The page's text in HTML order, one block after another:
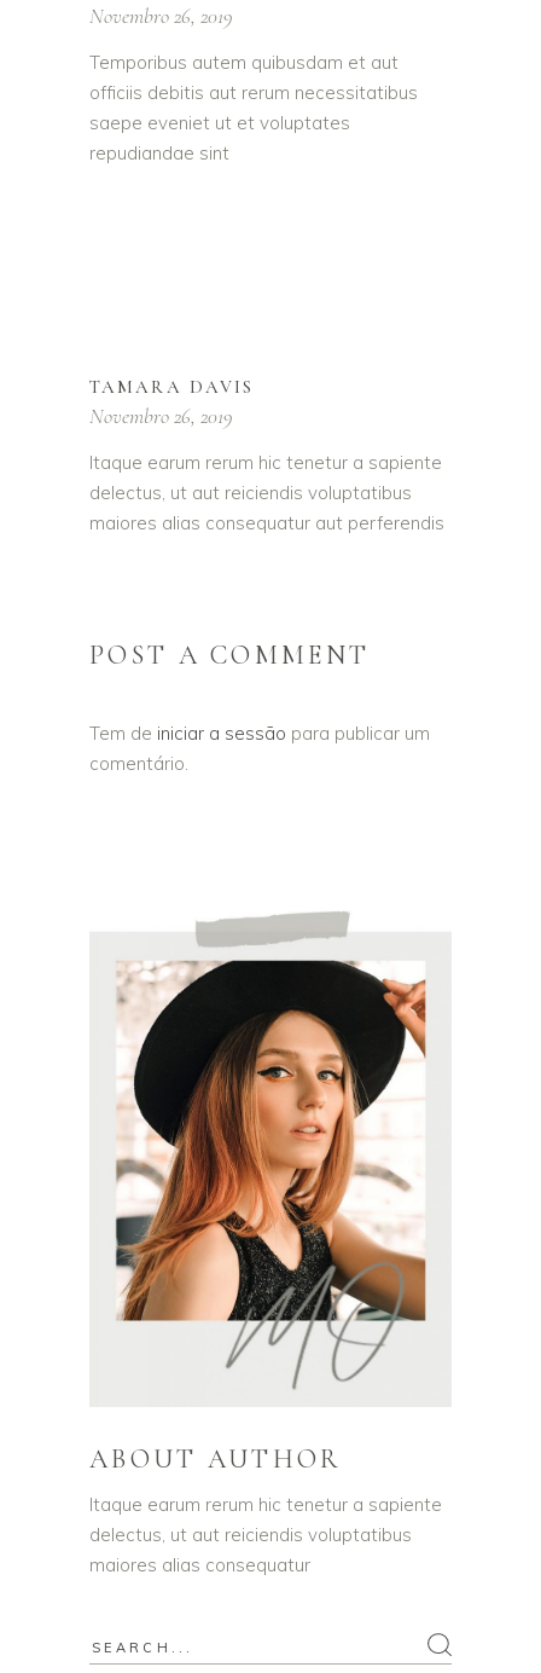
Novembro 26, 2019
Temporibus autem quibusdam et aut
officiis debitis aut rerum necessitatibus
saepe eveniet ut et voluptates
repudiandae sint
TAMARA DAVIS
Novembro 26, 2019
Itaque earum rerum hic tenetur a sapiente
delectus, ut aut reiciendis voluptatibus
maiores alias consequatur aut perferendis
POST A COMMENT
Tem de iniciar a sessão para publicar um
comentário.
ABOUT AUTHOR
Itaque earum rerum hic tenetur a sapiente
delectus, ut aut reiciendis voluptatibus
maiores alias consequatur
Search